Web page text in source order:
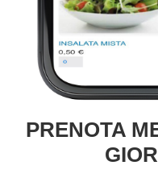
PRENOTA